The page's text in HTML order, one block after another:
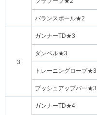
バランスボール★2
3
ガンナーTD★3
ダンベル★3
トレーニングロープ★3
プッシュアップバー★3
ガンナーTD★4